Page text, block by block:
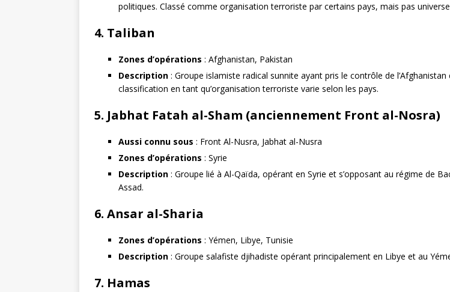
politiques. Classé comme organisation terroriste par certains pays, mais pas
4. Taliban
Zones d’opérations : Afghanistan, Pakistan
Description : Groupe islamiste radical sunnite ayant pris le contrôle de l’Afghanistan
classification en tant qu’organisation terroriste varie selon les pays.
5. Jabhat Fatah al-Sham (anciennement Front al-Nosra)
Aussi connu sous : Front Al-Nusra, Jabhat al-Nusra
Zones d’opérations : Syrie
Description : Groupe lié à Al-Qaïda, opérant en Syrie et s’opposant au régime de
Assad.
6. Ansar al-Sharia
Zones d’opérations : Yémen, Libye, Tunisie
Description : Groupe salafiste djihadiste opérant principalement en Libye et au
7. Hamas